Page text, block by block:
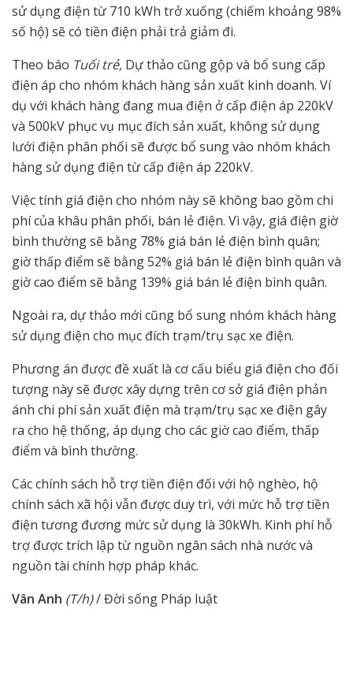
sử dụng điện từ 710 kWh trở xuống (chiếm khoảng 98%
số hộ) sẽ có tiền điện phải trả giảm đi.
Theo báo Tuổi trẻ, Dự thảo cũng gộp và bổ sung cấp
điện áp cho nhóm khách hàng sản xuất kinh doanh. Ví
dụ với khách hàng đang mua điện ở cấp điện áp 220kV
và 500kV phục vụ mục đích sản xuất, không sử dụng
lưới điện phân phối sẽ được bổ sung vào nhóm khách
hàng sử dụng điện từ cấp điện áp 220kV.
Việc tính giá điện cho nhóm này sẽ không bao gồm chi
phí của khâu phân phối, bán lẻ điện. Vì vậy, giá điện giờ
bình thường sẽ bằng 78% giá bán lẻ điện bình quân;
giờ thấp điểm sẽ bằng 52% giá bán lẻ điện bình quân và
giờ cao điểm sẽ bằng 139% giá bán lẻ điện bình quân.
Ngoài ra, dự thảo mới cũng bổ sung nhóm khách hàng
sử dụng điện cho mục đích trạm/trụ sạc xe điện.
Phương án được đề xuất là cơ cấu biểu giá điện cho đối
tượng này sẽ được xây dựng trên cơ sở giá điện phản
ánh chi phí sản xuất điện mà trạm/trụ sạc xe điện gây
ra cho hệ thống, áp dụng cho các giờ cao điểm, thấp
điểm và bình thường.
Các chính sách hỗ trợ tiền điện đối với hộ nghèo, hộ
chính sách xã hội vẫn được duy trì, với mức hỗ trợ tiền
điện tương đương mức sử dụng là 30kWh. Kinh phí hỗ
trợ được trích lập từ nguồn ngân sách nhà nước và
nguồn tài chính hợp pháp khác.
Vân Anh (T/h)/ Đời sống Pháp luật